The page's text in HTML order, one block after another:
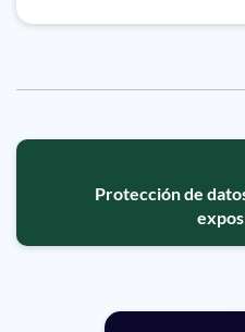
Protección de